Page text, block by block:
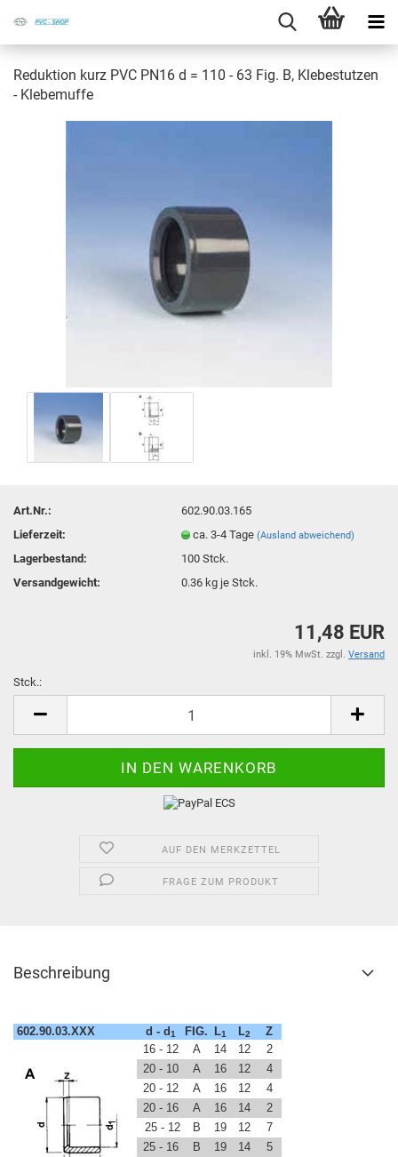
Re­duk­ti­on kurz PVC PN16 d = 110 - 63 Fig. B, Kle­be­stut­zen
- Kle­be­muf­fe
Art.Nr.:
602.90.03.165
Lieferzeit:
ca. 3-4 Tage(Ausland abweichend)
Lagerbestand: 100Stck.
Versandgewicht:
0.36 kg je Stck.
11,48 EUR
inkl. 19% MwSt. zzgl. Versand
Stck.:
AUF DEN MERKZETTEL
FRAGE ZUM PRODUKT
Beschreibung
602.90.03.XXX d - d1 FIG. L1 L2
Z
16 - 12
A 14 12
2
20 - 10
A 16 12
4
20 - 12
A 16 12
4
20 - 16
A 16 14
2
25 - 12
B 19 12
7
25 - 16
B 19 14
5